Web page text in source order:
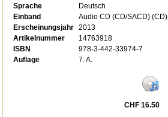
Sprache
Deutsch
Einband
Audio CD (CD/SACD) (CD)
Erscheinungsjahr
2013
Artikelnummer
14763918
ISBN
978-3-442-33974-7
Auflage
7. A.
CHF 16.50